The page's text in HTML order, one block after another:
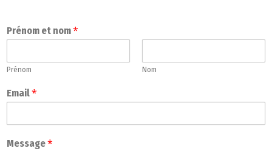
Prénom et nom*
Prénom Nom
Email*
Message*